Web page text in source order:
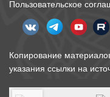
Пользовательское
Копирование
указания ссылки на